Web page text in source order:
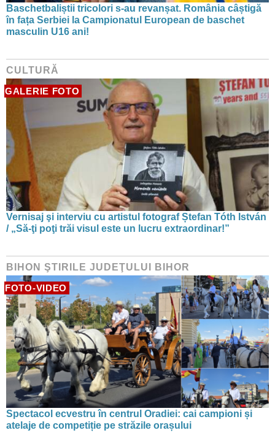
Baschetbaliștii tricolori s-au revanșat. România câștigă
în fața Serbiei la Campionatul European de baschet
masculin U16 ani!
CULTURĂ
GALERIE FOTO
Vernisaj şi interviu cu artistul fotograf Ștefan Tóth István
/ „Să-ţi poţi trăi visul este un lucru extraordinar!”
BIHON ŞTIRILE JUDEŢULUI BIHOR
FOTO-VIDEO
Spectacol ecvestru în centrul Oradiei: cai campioni și
atelaje de competiție pe străzile orașului